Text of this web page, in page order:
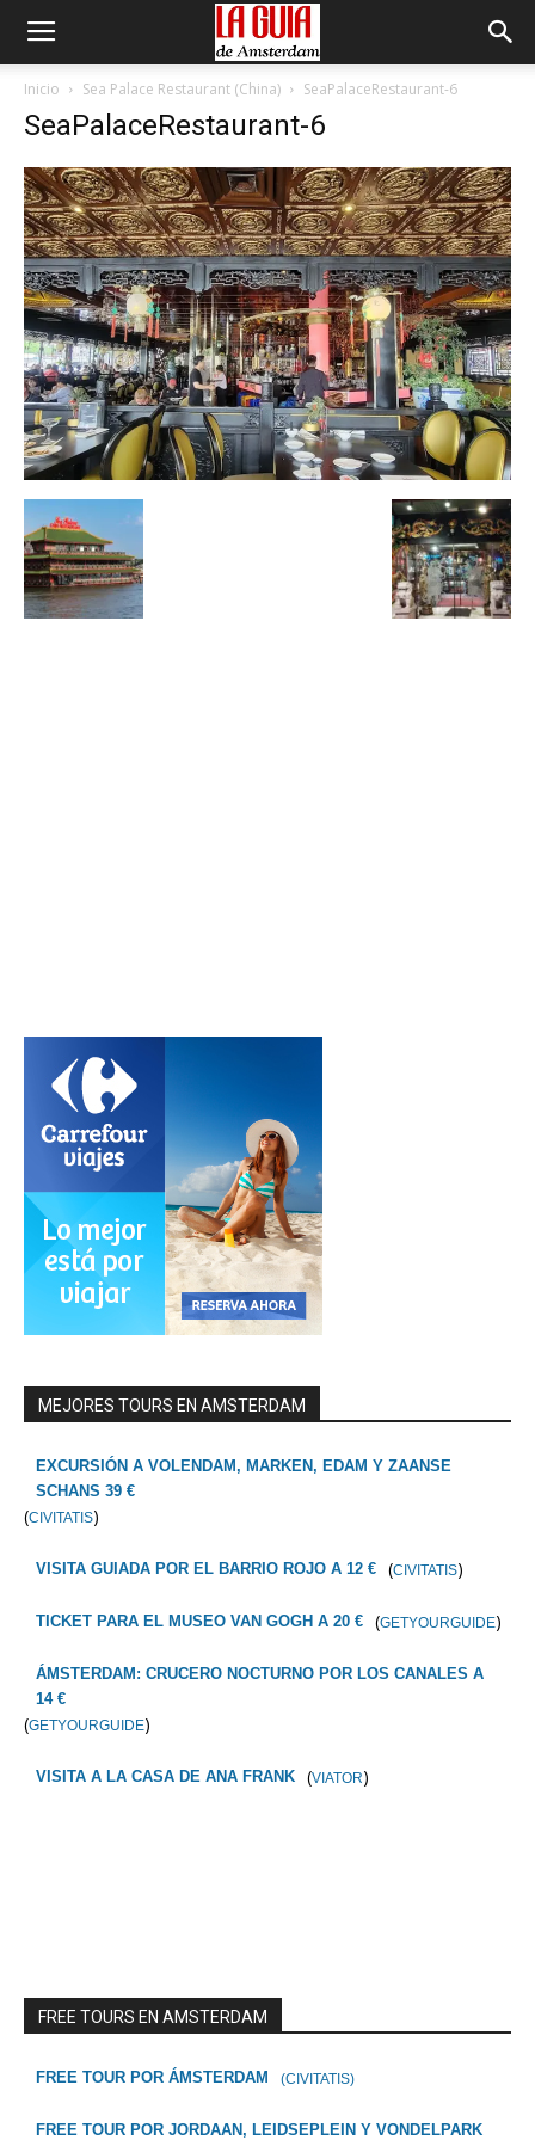
Inicio Sea Palace Restaurant (China) SeaPalaceRestaurant-6
SeaPalaceRestaurant-6
MEJORES TOURS EN AMSTERDAM
EXCURSIÓN A VOLENDAM, MARKEN, EDAM Y ZAANSE
SCHANS 39 €
(CIVITATIS)
VISITA GUIADA POR EL BARRIO ROJO A 12 € (CIVITATIS)
TICKET PARA EL MUSEO VAN GOGH A 20 € (GETYOURGUIDE)
ÁMSTERDAM: CRUCERO NOCTURNO POR LOS CANALES A
14 €
(GETYOURGUIDE)
VISITA A LA CASA DE ANA FRANK (VIATOR)
FREE TOURS EN AMSTERDAM
FREE TOUR POR ÁMSTERDAM (CIVITATIS)
FREE TOUR POR JORDAAN, LEIDSEPLEIN Y VONDELPARK